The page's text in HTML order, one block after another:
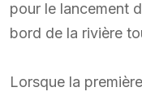
pour le lancement
bord de la rivière
Lorsque la